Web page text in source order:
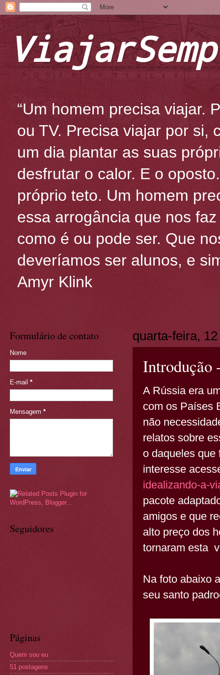
“Um homem precisa viajar.
ou TV. Precisa viajar por si,
um dia plantar as suas
desfrutar o calor. E o
próprio teto. Um homem
essa arrogância que nos
como é ou pode ser. Que
deveríamos ser alunos, e
Amyr Klink
quarta-feira,
Introdução
A Rússia era
com os Países
não
relatos sobre
o daqueles que
interesse
idealizando-a-
pacote
amigos e que
alto preço dos
tornaram esta
Na foto abaixo
seu santo
Formulário de contato
Nome
E-mail *
Mensagem *
Seguidores
Páginas
Quem sou eu
51 postagens